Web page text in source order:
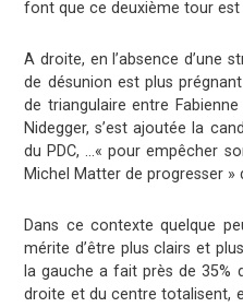
font que ce deuxième tour
A droite, en l’absence d’une
de désunion est plus
de triangulaire entre
Nidegger, s’est ajoutée la
du PDC, …« pour empêcher
Michel Matter de progresser »
Dans ce contexte quelque
mérite d’être plus clairs et
la gauche a fait près de 35%
droite et du centre totalisent,